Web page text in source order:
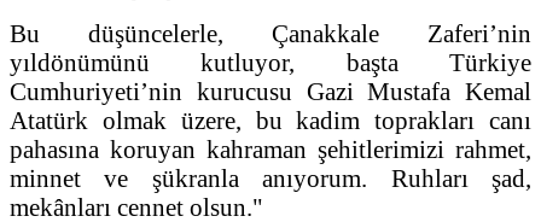
Bu düşüncelerle, Çanakkale Zaferi’nin
yıldönümünü kutluyor, başta Türkiye
Cumhuriyeti’nin kurucusu Gazi Mustafa Kemal
Atatürk olmak üzere, bu kadim toprakları canı
pahasına koruyan kahraman şehitlerimizi rahmet,
minnet ve şükranla anıyorum. Ruhları şad,
mekânları cennet olsun."